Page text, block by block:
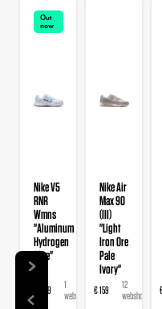
Out
now
Nike V5
RNR
Wmns
"Aluminum
Hydrogen
Blue"
€ 89,99
1
webshop
Nike Air
Max 90
(III)
"Light
Iron Ore
Pale
Ivory"
€ 159
12
webshops